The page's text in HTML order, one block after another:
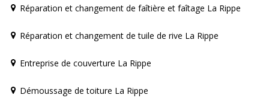
Réparation et changement de faîtière et faîtage La Rippe
Réparation et changement de tuile de rive La Rippe
Entreprise de couverture La Rippe
Démoussage de toiture La Rippe